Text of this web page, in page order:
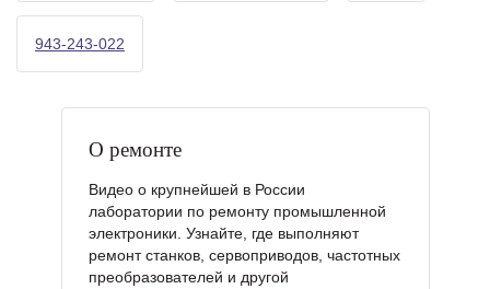
943-243-022
О ремонте
Видео о крупнейшей в России
лаборатории по ремонту промышленной
электроники. Узнайте, где выполняют
ремонт станков, сервоприводов, частотных
преобразователей и другой